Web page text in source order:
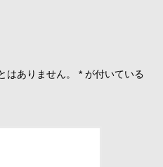
はありません。 * が付いている